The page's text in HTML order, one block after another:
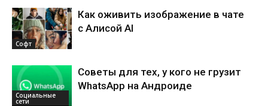
Софт
Как оживить изображение в чате
с Алисой AI
Социальные
сети
Советы для тех, у кого не грузит
WhatsApp на Андроиде